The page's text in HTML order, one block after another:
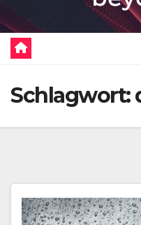
Schlagwort: